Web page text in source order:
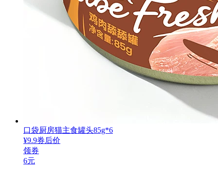
口袋厨房猫主食罐头85g*6
¥9.9券后价
领券
6元